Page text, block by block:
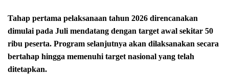
Tahap pertama pelaksanaan tahun 2026 direncanakan
dimulai pada Juli mendatang dengan target awal sekitar 50
ribu peserta. Program selanjutnya akan dilaksanakan secara
bertahap hingga memenuhi target nasional yang telah
ditetapkan.